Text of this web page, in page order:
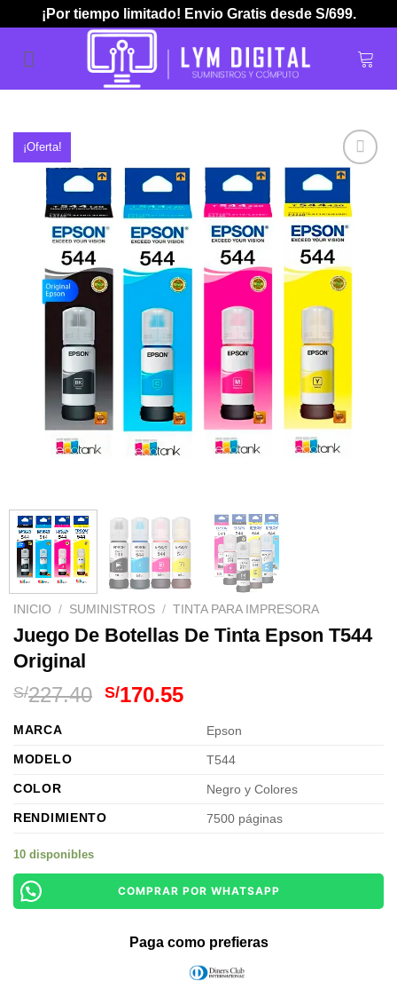
to
content
¡Por tiempo limitado! Envio Gratis desde S/699.
¡Oferta!
Añadir
a la
lista de
deseos
INICIO / SUMINISTROS / TINTA PARA IMPRESORA
Juego De Botellas De Tinta Epson T544
Original
S/227.40 El
S/170.55El
actual
es:
S/170.55.
MARCA
Epson
MODELO
T544
COLOR
Negro y Colores
RENDIMIENTO
7500 páginas
10 disponibles
COMPRAR POR WHATSAPP
Paga como prefieras